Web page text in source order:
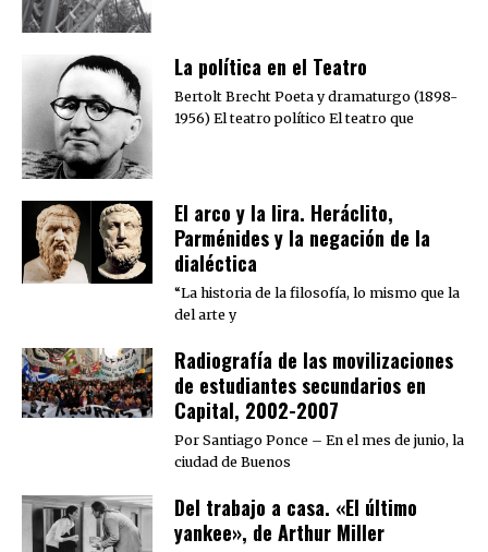
La política en el Teatro
Bertolt Brecht Poeta y dramaturgo (1898-
1956) El teatro político El teatro que
El arco y la lira. Heráclito,
Parménides y la negación de la
dialéctica
“La historia de la filosofía, lo mismo que la
del arte y
Radiografía de las movilizaciones
de estudiantes secundarios en
Capital, 2002-2007
Por Santiago Ponce – En el mes de junio, la
ciudad de Buenos
Del trabajo a casa. «El último
yankee», de Arthur Miller